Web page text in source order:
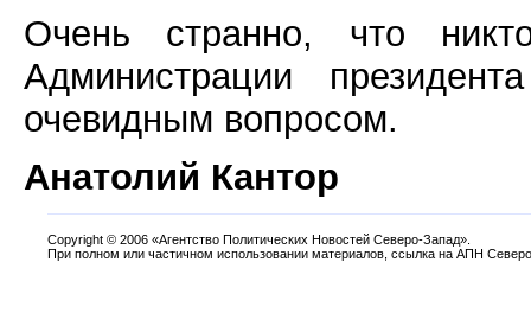
Очень странно, что
Администрации
очевидным вопросом.
Анатолий Кантор
Copyright © 2006 «Агентство Политических Новостей Северо-Запад».
При полном или частичном использовании материалов, ссылка на АПН